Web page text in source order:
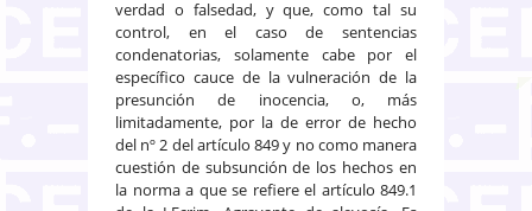
verdad o falsedad, y que, como tal su
control, en el caso de sentencias
condenatorias, solamente cabe por el
específico cauce de la vulneración de la
presunción de inocencia, o, más
limitadamente, por la de error de hecho
del nº 2 del artículo 849 y no como manera
cuestión de subsunción de los hechos en
la norma a que se refiere el artículo 849.1